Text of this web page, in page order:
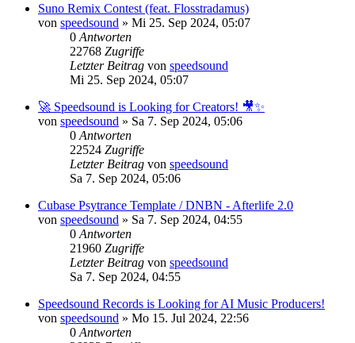
Suno Remix Contest (feat. Flosstradamus)
von speedsound » Mi 25. Sep 2024, 05:07
0 Antworten
22768 Zugriffe
Letzter Beitrag von speedsound
Mi 25. Sep 2024, 05:07
🚀 Speedsound is Looking for Creators! 🎥✨
von speedsound » Sa 7. Sep 2024, 05:06
0 Antworten
22524 Zugriffe
Letzter Beitrag von speedsound
Sa 7. Sep 2024, 05:06
Cubase Psytrance Template / DNBN - Afterlife 2.0
von speedsound » Sa 7. Sep 2024, 04:55
0 Antworten
21960 Zugriffe
Letzter Beitrag von speedsound
Sa 7. Sep 2024, 04:55
Speedsound Records is Looking for AI Music Producers!
von speedsound » Mo 15. Jul 2024, 22:56
0 Antworten